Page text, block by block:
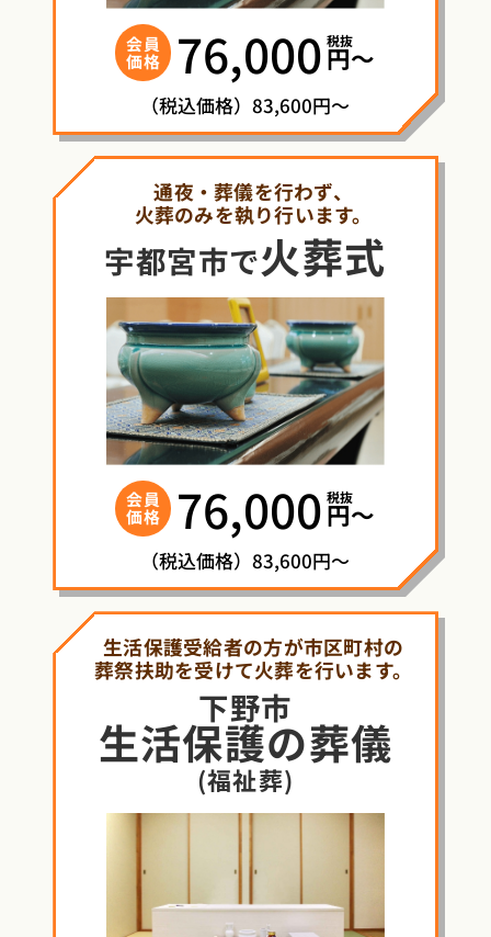
会員
価格 76,000 税抜
円〜
（税込価格）83,600円～
通夜・葬儀を行わず、
火葬のみを執り行います。
宇都宮市で火葬式
会員
価格 76,000 税抜
円〜
（税込価格）83,600円～
生活保護受給者の方が市区町村の
葬祭扶助を受けて火葬を行います。
下野市
生活保護の葬儀
(福祉葬)